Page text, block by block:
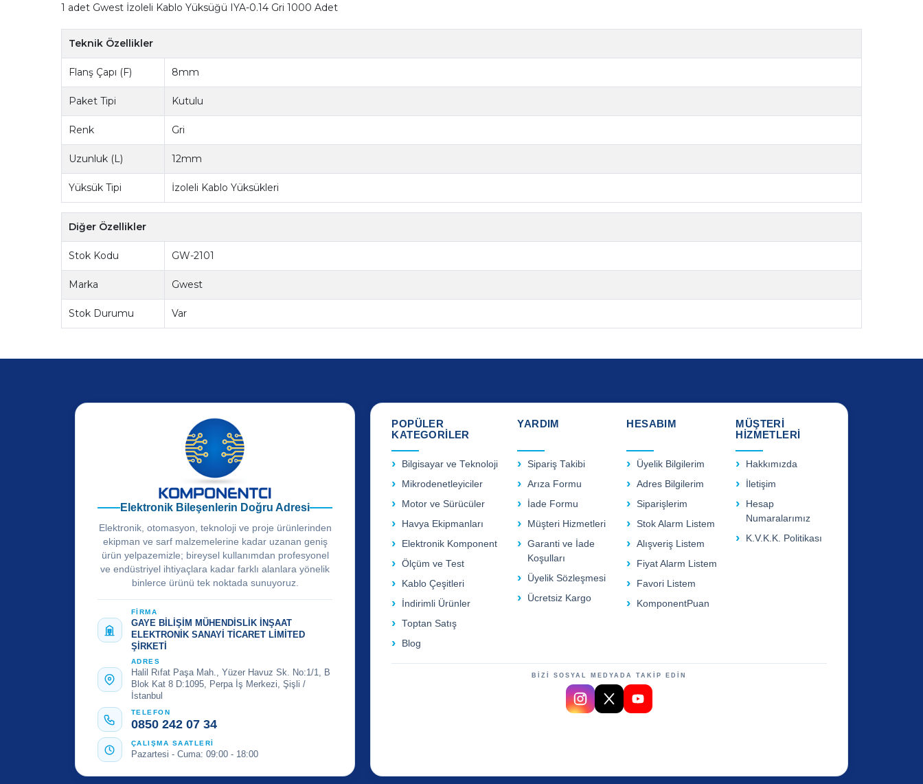
1 adet Gwest İzoleli Kablo Yüksüğü IYA-0.14 Gri 1000 Adet
Teknik Özellikler
Flanş Çapı (F) 8mm
Paket Tipi Kutulu
Renk Gri
Uzunluk (L) 12mm
Yüksük Tipi İzoleli Kablo Yüksükleri
Diğer Özellikler
Stok Kodu GW-2101
Marka Gwest
Stok Durumu Var
Elektronik Bileşenlerin Doğru Adresi
Elektronik, otomasyon, teknoloji ve proje ürünlerinden
ekipman ve sarf malzemelerine kadar uzanan geniş
ürün yelpazemizle; bireysel kullanımdan profesyonel
ve endüstriyel ihtiyaçlara kadar farklı alanlara yönelik
binlerce ürünü tek noktada sunuyoruz.
FİRMA
GAYE BİLİŞİM MÜHENDİSLİK İNŞAAT
ELEKTRONİK SANAYİ TİCARET LİMİTED
ŞİRKETİ
ADRES
Halil Rıfat Paşa Mah., Yüzer Havuz Sk. No:1/1, B
Blok Kat 8 D:1095, Perpa İş Merkezi, Şişli /
İstanbul
TELEFON
0850 242 07 34
ÇALIŞMA SAATLERİ
Pazartesi - Cuma: 09:00 - 18:00
POPÜLER
KATEGORİLER
Bilgisayar ve Teknoloji
Mikrodenetleyiciler
Motor ve Sürücüler
Havya Ekipmanları
Elektronik Komponent
Ölçüm ve Test
Kablo Çeşitleri
İndirimli Ürünler
Toptan Satış
Blog
YARDIM
Sipariş Takibi
Arıza Formu
İade Formu
Müşteri Hizmetleri
Garanti ve İade
Koşulları
Üyelik Sözleşmesi
Ücretsiz Kargo
HESABIM
Üyelik Bilgilerim
Adres Bilgilerim
Siparişlerim
Stok Alarm Listem
Alışveriş Listem
Fiyat Alarm Listem
Favori Listem
KomponentPuan
MÜŞTERİ
HİZMETLERİ
Hakkımızda
İletişim
Hesap
Numaralarımız
K.V.K.K. Politikası
BİZİ SOSYAL MEDYADA TAKİP EDİN